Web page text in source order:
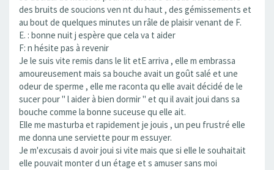
des bruits de soucions ven nt du haut , des gémissements et
au bout de quelques minutes un râle de plaisir venant de F.
E. : bonne nuit j espère que cela va t aider
F: n hésite pas à revenir
Je le suis vite remis dans le lit etE arriva , elle m embrassa
amoureusement mais sa bouche avait un goût salé et une
odeur de sperme , elle me raconta qu elle avait décidé de le
sucer pour " l aider à bien dormir " et qu il avait joui dans sa
bouche comme la bonne suceuse qu elle ait.
Elle me masturba et rapidement je jouis , un peu frustré elle
me donna une serviette pour m essuyer.
Je m'excusais d avoir joui si vite mais que si elle le souhaitait
elle pouvait monter d un étage et s amuser sans moi